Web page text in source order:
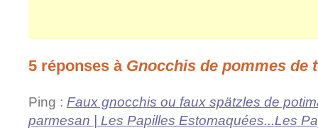
5 réponses à Gnocchis de pommes de
Ping : Faux gnocchis ou faux spätzles de
parmesan | Les Papilles Estomaquées...Les